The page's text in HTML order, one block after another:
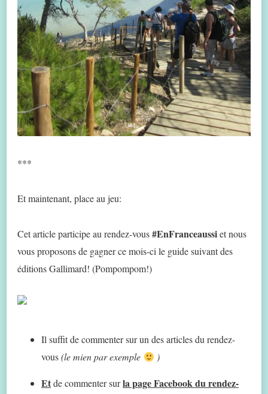
***
Et maintenant, place au jeu:
Cet article participe au rendez-vous#EnFranceaussiet nous
vous proposons de gagner ce mois-ci le guide suivant des
éditions Gallimard! (Pompompom!)
Il suffit de commenter sur un des articles du rendez-
vous(le mien par exemple )
Etde commenter surla page Facebook du rendez-